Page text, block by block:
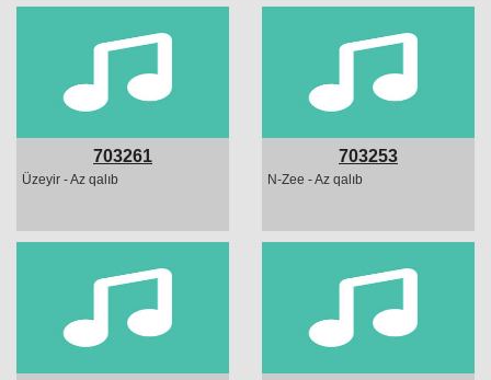
703261
Üzeyir - Az qalıb
703253
N-Zee - Az qalıb